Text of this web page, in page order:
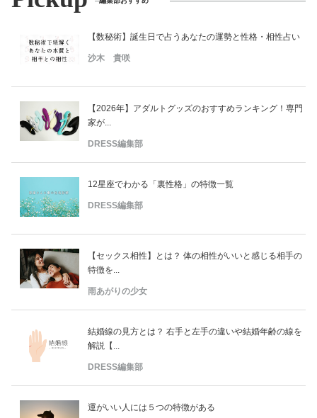
【数秘術】誕生日で占うあなたの運勢と性格・相性占い
沙木 貴咲
【2026年】アダルトグッズのおすすめランキング！専門
家が...
DRESS編集部
12星座でわかる「裏性格」の特徴一覧
DRESS編集部
【セックス相性】とは？ 体の相性がいいと感じる相手の
特徴を...
雨あがりの少女
結婚線の見方とは？ 右手と左手の違いや結婚年齢の線を
解説【...
DRESS編集部
運がいい人には５つの特徴がある